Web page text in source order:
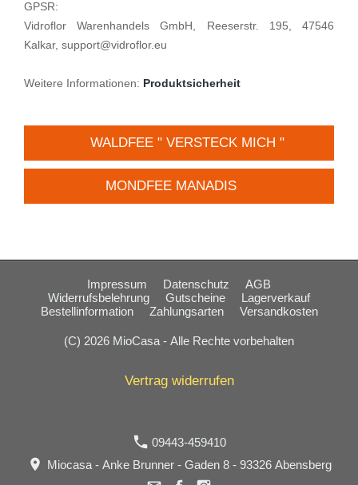
GPSR:
Vidroflor Warenhandels GmbH, Reeserstr. 195, 47546
Kalkar, support@vidroflor.eu
Weitere Informationen: Produktsicherheit
WALDFEE " VERSTECK MICH "
MONDFEE MANADIS
Impressum Datenschutz
AGB
Widerrufsbelehrung
Gutscheine
Lagerverkauf
Bestellinformation
Zahlungsarten Versandkosten
(C) 2026 MioCasa - Alle Rechte vorbehalten
Vertrag widerrufen
09443-459410
Miocasa - Anke Brunner - Gaden 8 - 93326 Abensberg